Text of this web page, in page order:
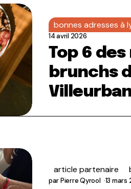
bonnes adresses à
14 avril 2026
Top 6
brunchs
article partenaire
parPierre Qyrool 13 mars